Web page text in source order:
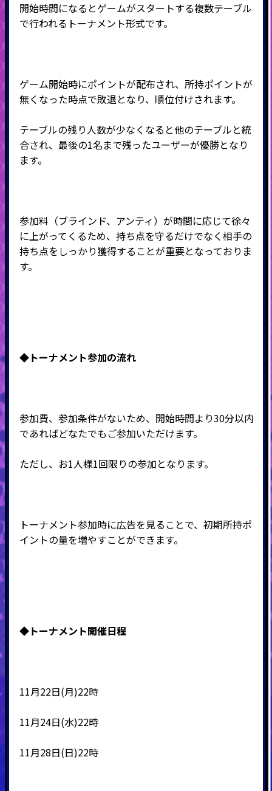
開始時間になるとゲームがスタートする複数テーブル
で行われるトーナメント形式です。
ゲーム開始時にポイントが配布され、所持ポイントが
無くなった時点で敗退となり、順位付けされます。
テーブルの残り人数が少なくなると他のテーブルと統
合され、最後の1名まで残ったユーザーが優勝となり
ます。
参加料（ブラインド、アンティ）が時間に応じて徐々
に上がってくるため、持ち点を守るだけでなく相手の
持ち点をしっかり獲得することが重要となっておりま
す。
◆トーナメント参加の流れ
参加費、参加条件がないため、開始時間より30分以内
であればどなたでもご参加いただけます。
ただし、お1人様1回限りの参加となります。
トーナメント参加時に広告を見ることで、初期所持ポ
イントの量を増やすことができます。
◆トーナメント開催日程
11月22日(月)22時
11月24日(水)22時
11月28日(日)22時